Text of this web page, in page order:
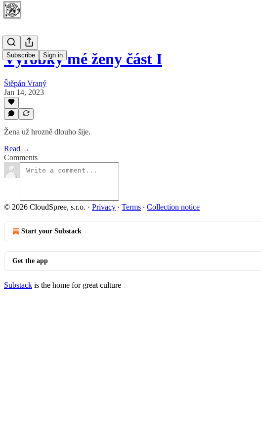
Subscribe Sign in
Výrobky mé ženy část I
Štěpán Vraný
Jan 14, 2023
Žena už hrozně dlouho šije.
Read →
Comments
© 2026 CloudSpree, s.r.o. · Privacy ∙ Terms ∙ Collection notice
Start your Substack
Get the app
Substack is the home for great culture